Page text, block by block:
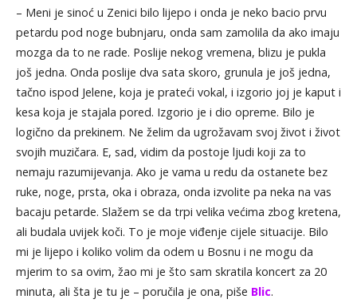
– Meni je sinoć u Zenici bilo lijepo i onda je neko bacio prvu
petardu pod noge bubnjaru, onda sam zamolila da ako imaju
mozga da to ne rade. Poslije nekog vremena, blizu je pukla
još jedna. Onda poslije dva sata skoro, grunula je još jedna,
tačno ispod Jelene, koja je prateći vokal, i izgorio joj je kaput i
kesa koja je stajala pored. Izgorio je i dio opreme. Bilo je
logično da prekinem. Ne želim da ugrožavam svoj život i život
svojih muzičara. E, sad, vidim da postoje ljudi koji za to
nemaju razumijevanja. Ako je vama u redu da ostanete bez
ruke, noge, prsta, oka i obraza, onda izvolite pa neka na vas
bacaju petarde. Slažem se da trpi velika većima zbog kretena,
ali budala uvijek koči. To je moje viđenje cijele situacije. Bilo
mi je lijepo i koliko volim da odem u Bosnu i ne mogu da
mjerim to sa ovim, žao mi je što sam skratila koncert za 20
minuta, ali šta je tu je – poručila je ona, piše Blic.